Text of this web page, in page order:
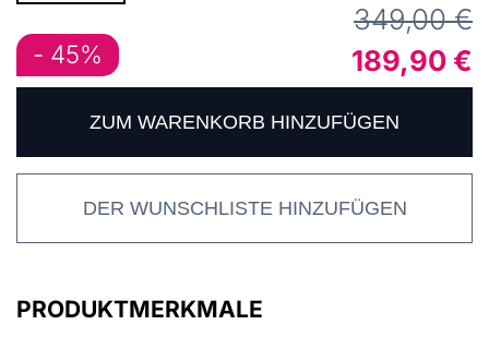
349,00 €
189,90 €
- 45%
ZUM WARENKORB HINZUFÜGEN
DER WUNSCHLISTE HINZUFÜGEN
PRODUKTMERKMALE